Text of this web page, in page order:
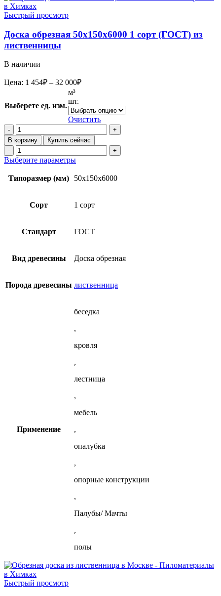
Быстрый просмотр
Доска обрезная 50х150х6000 1 сорт (ГОСТ) из
лиственницы
В наличии
Цена: 1 454₽ – 32 000₽Диапазон
454₽
–
32
000₽
Выберете ед. изм.
м³
шт.
Очистить
Количество
товара
Доска
обрезная
50х150х6000
сорт
лиственницы
В корзину Купить сейчас
Количество
товара
Доска
обрезная
50х150х6000
сорт
(ГОСТ)
лиственницы
Выберите параметрыЭтот
имеет
Опции
на
Типоразмер (мм) 50x150x6000
Сорт 1 сорт
Стандарт ГОСТ
Вид древесины Доска обрезная
Порода древесины лиственница
Применение
беседка
,
кровля
,
лестница
,
мебель
,
опалубка
,
опорные конструкции
,
Палубы/ Мачты
,
полы
Быстрый просмотр